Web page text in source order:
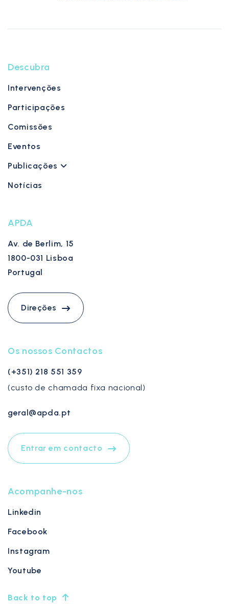
Descubra
Intervenções
Participações
Comissões
Eventos
Publicações
Notícias
APDA
Av. de Berlim, 15
1800-031 Lisboa
Portugal
Direções
Os nossos Contactos
(+351) 218 551 359
(custo de chamada fixa nacional)
geral@apda.pt
Entrar em contacto
Acompanhe-nos
Linkedin
Facebook
Instagram
Youtube
Back to top